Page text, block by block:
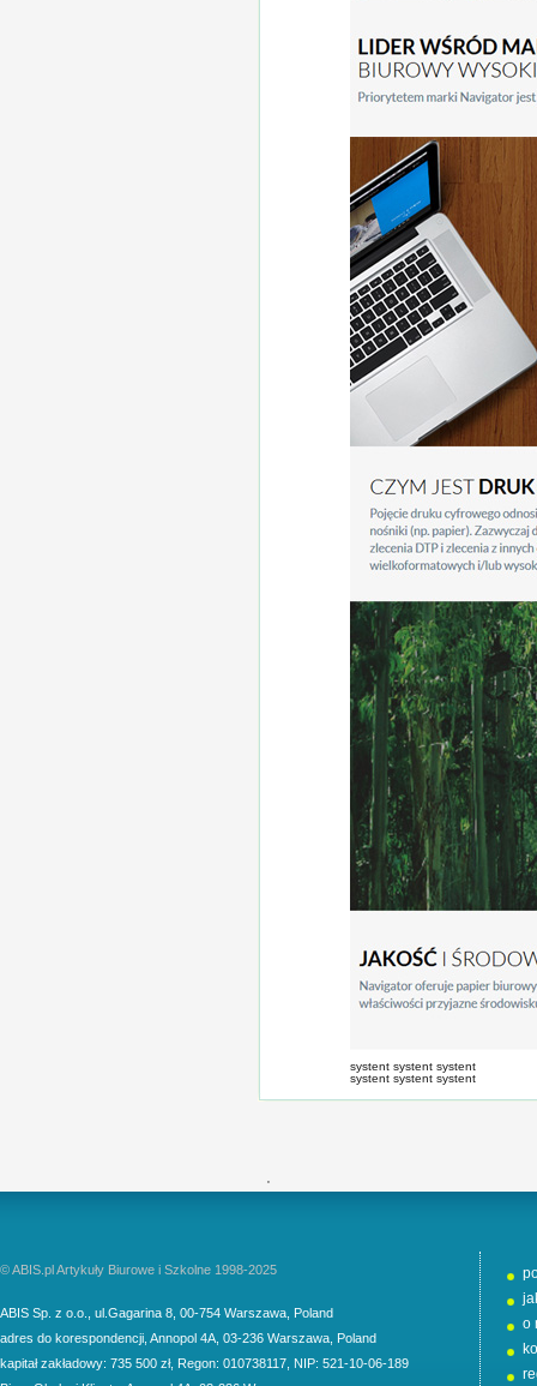
systent systent systent
systent systent systent
'
© ABIS.pl Artykuły Biurowe i Szkolne 1998-2025
ABIS Sp. z o.o. ul.Gagarina 8 00-754 Warszawa Poland
adres do korespondencji Annopol 4A 03-236 Warszawa Poland
kapitał zakładowy: 735 500 zł, Regon: 010738117, NIP: 521-10-06-189
o